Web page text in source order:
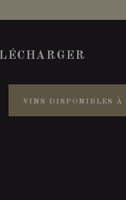
VINS DISPONIBLES À